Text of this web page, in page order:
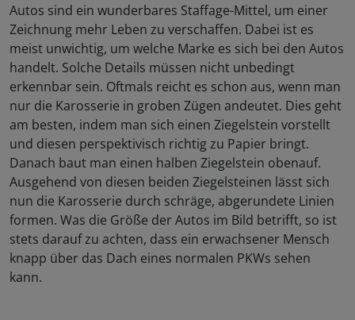
Autos sind ein wunderbares Staffage-Mittel, um einer
Zeichnung mehr Leben zu verschaffen. Dabei ist es
meist unwichtig, um welche Marke es sich bei den Autos
handelt. Solche Details müssen nicht unbedingt
erkennbar sein. Oftmals reicht es schon aus, wenn man
nur die Karosserie in groben Zügen andeutet. Dies geht
am besten, indem man sich einen Ziegelstein vorstellt
und diesen perspektivisch richtig zu Papier bringt.
Danach baut man einen halben Ziegelstein obenauf.
Ausgehend von diesen beiden Ziegelsteinen lässt sich
nun die Karosserie durch schräge, abgerundete Linien
formen. Was die Größe der Autos im Bild betrifft, so ist
stets darauf zu achten, dass ein erwachsener Mensch
knapp über das Dach eines normalen PKWs sehen
kann.